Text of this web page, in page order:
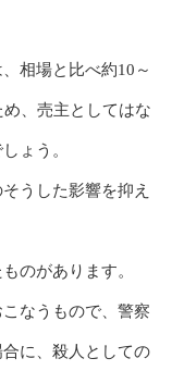
相場と比べ約10～
、売主としてはな
ょう。
うした影響を抑え
のがあります。
なうもので、警察
に、殺人としての